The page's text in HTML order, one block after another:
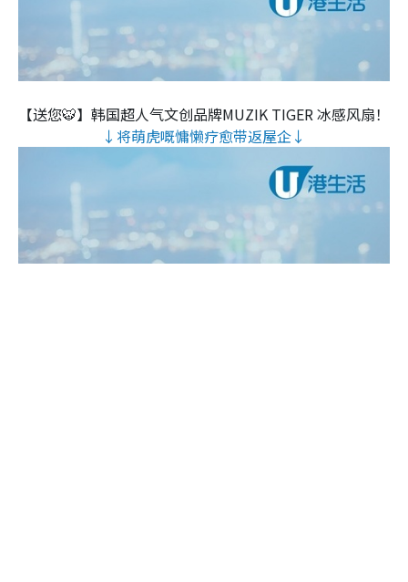
【送您🐯】韩国超人气文创品牌MUZIK TIGER 冰感风扇！
↓将萌虎嘅慵懒疗愈带返屋企↓